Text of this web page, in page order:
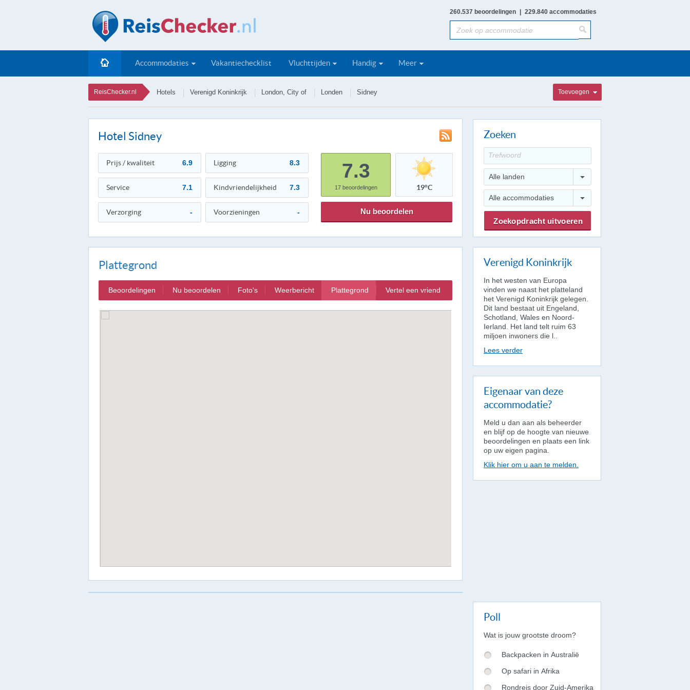
260.537 beoordelingen 229.840 accommodaties
Accommodaties Vakantiechecklist Vluchttijden Handig Meer
ReisChecker.nl Hotels Verenigd Koninkrijk London, City of Londen Sidney Toevoegen
Hotel Sidney
Prijs / kwaliteit 6.9 Ligging 8.3
Service 7.1 Kindvriendelijkheid 7.3
Verzorging - Voorzieningen -
7.3
17beoordelingen 19°C
Nu beoordelen
Plattegrond
Beoordelingen Nu beoordelen Foto's Weerbericht Plattegrond Vertel een vriend
Zoeken
Alle landen
Alle accommodaties
Verenigd Koninkrijk
In het westen van Europa
vinden we naast het platteland
het Verenigd Koninkrijk gelegen.
Dit land bestaat uit Engeland,
Schotland, Wales en Noord-
Ierland. Het land telt ruim 63
miljoen inwoners die l..
Lees verder
Eigenaar van deze
accommodatie?
Meld u dan aan als beheerder
en blijf op de hoogte van nieuwe
beoordelingen en plaats een link
op uw eigen pagina.
Klik hier om u aan te melden.
Poll
Wat is jouw grootste droom?
Backpacken in Australië
Op safari in Afrika
Rondreis door Zuid-Amerika